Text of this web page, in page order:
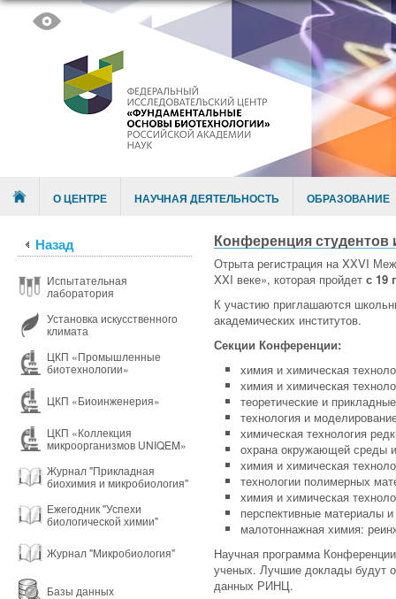
Menu О ЦЕНТРЕ НАУЧНАЯ ДЕЯТЕЛЬНОСТЬ ОБРАЗОВАНИЕ
Назад
Испытательная
лаборатория
Установка искусственного
климата
ЦКП «Промышленные
биотехнологии»
ЦКП «Биоинженерия»
ЦКП «Коллекция
микроорганизмов UNIQEM»
Журнал "Прикладная
биохимия и микробиология"
Ежегодник "Успехи
биологической химии"
Журнал "Микробиология"
Базы данных
Конференция студентов
Отрыта регистрация на XXVI
XXI веке», которая пройдет с 19
К участию приглашаются
академических институтов.
Секции Конференции:
химия и химическая
химия и химическая
теоретические и
технология и
химическая технология
охрана окружающей среды
химия и химическая
технологии полимерных
химия и химическая
перспективные материалы
малотоннажная химия:
Научная программа
ученых. Лучшие доклады будут
данных РИНЦ.